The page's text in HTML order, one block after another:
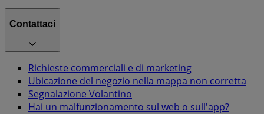
Contattaci
Richieste commerciali e di marketing
Ubicazione del negozio nella mappa non corretta
Segnalazione Volantino
Hai un malfunzionamento sul web o sull'app?